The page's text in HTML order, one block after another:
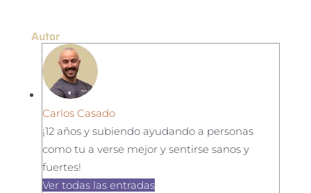
Autor
Carlos Casado
¡12 años y subiendo ayudando a personas
como tu a verse mejor y sentirse sanos y
fuertes!
Ver todas las entradas